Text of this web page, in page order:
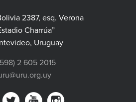
2387, esq. Verona
Charrúa”
Uruguay
2 605 2015